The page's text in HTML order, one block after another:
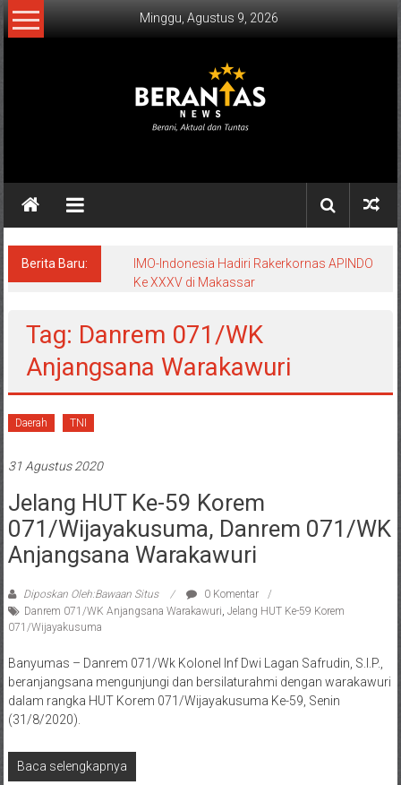
Lompat
ke
Minggu, Agustus 9, 2026
NEWS
Aktual
Tuntas.
Berita Baru:
IMO-Indonesia Hadiri Rakerkornas APINDO
Ke XXXV di Makassar
Tag: Danrem 071/WK
Anjangsana Warakawuri
Daerah TNI
31 Agustus 2020
Jelang HUT Ke-59 Korem
071/Wijayakusuma, Danrem 071/WK
Anjangsana Warakawuri
Diposkan Oleh:Bawaan Situs
0 Komentar
Danrem 071/WK Anjangsana Warakawuri, Jelang HUT Ke-59 Korem
071/Wijayakusuma
Banyumas – Danrem 071/Wk Kolonel Inf Dwi Lagan Safrudin, S.I.P.,
beranjangsana mengunjungi dan bersilaturahmi dengan warakawuri
dalam rangka HUT Korem 071/Wijayakusuma Ke-59, Senin
(31/8/2020).
Baca selengkapnya